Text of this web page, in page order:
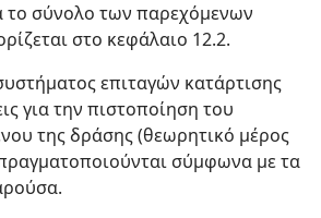
το σύνολο των παρεχόμενων
στο κεφάλαιο 12.2.
επιταγών κατάρτισης
για την πιστοποίηση του
της δράσης (θεωρητικό μέρος
σύμφωνα με τα